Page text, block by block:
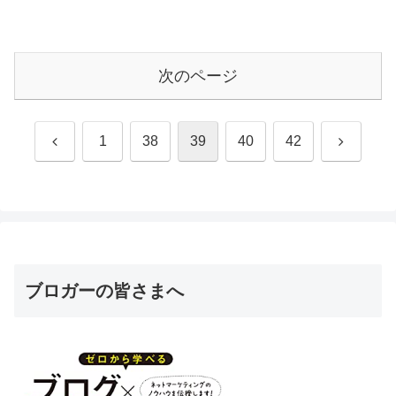
次のページ
前 1 38 39 40 42 次
ブロガーの皆さまへ